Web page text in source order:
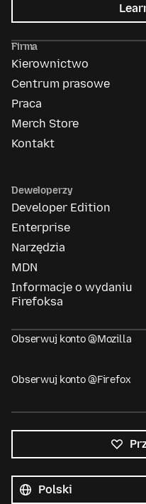
Firma
Kierownictwo
Centrum prasowe
Praca
Merch Store
Kontakt
Deweloperzy
Developer Edition
Enterprise
Narzędzia
MDN
Informacje o wydaniu
Firefoksa
Obserwuj konto @Mozilla
Obserwuj konto @Firefox
języki
Język